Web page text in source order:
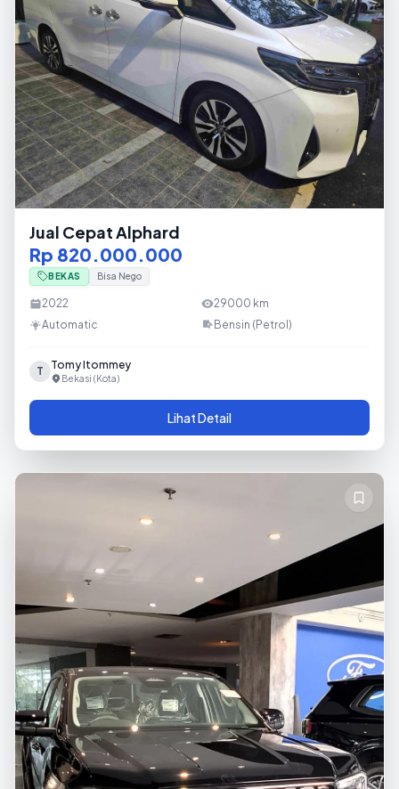
Jual Cepat Alphard
Rp 820.000.000
BEKAS Bisa Nego
2022 29000 km
Automatic
Bensin (Petrol)
T Tomy Itommey
Bekasi (Kota)
Lihat Detail